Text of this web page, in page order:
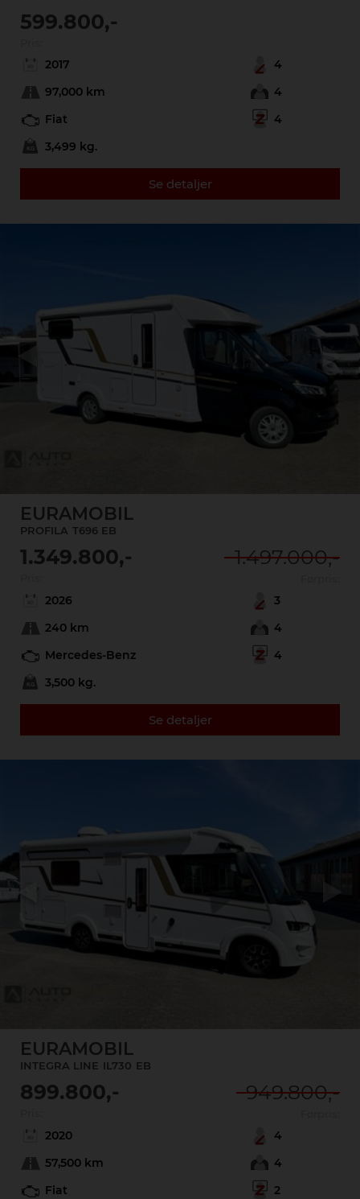
599.800,-
2017
4
97,000 km
4
Fiat
4
3,499 kg.
Se detaljer
Previous Next
EURAMOBIL
PROFILA T696 EB
1.349.800,- 1.497.000,-
2026
3
240 km
4
Mercedes-Benz
4
3,500 kg.
Se detaljer
EURAMOBIL
INTEGRA LINE IL730 EB
899.800,- 949.800,-
2020
4
57,500 km
4
Fiat
2